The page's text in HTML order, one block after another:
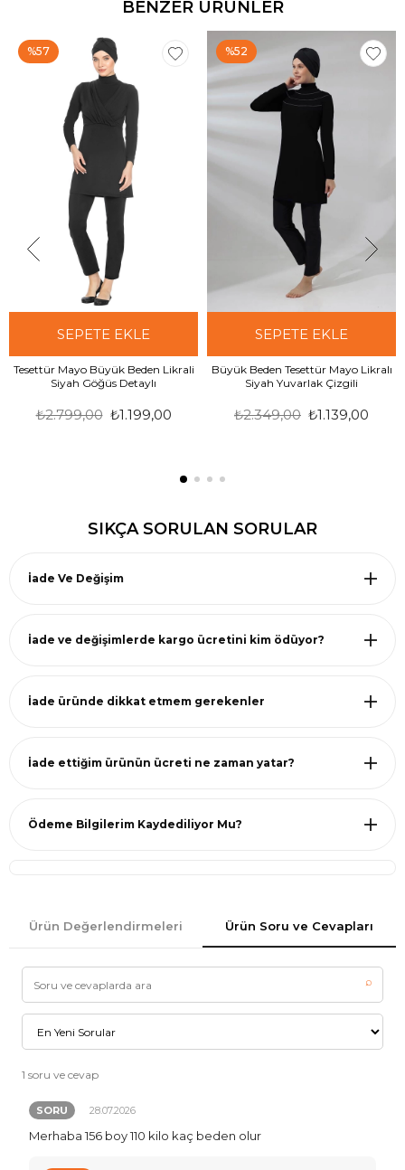
BENZER ÜRÜNLER
SEPETE EKLE
Tesettür Mayo Büyük Beden Likrali
Siyah Göğüs Detaylı
₺1.199,00
₺2.799,00
%57
SEPETE EKLE
Büyük Beden Tesettür Mayo Likralı
Siyah Yuvarlak Çizgili
₺1.139,00
₺2.349,00
%52
SIKÇA SORULAN SORULAR
İade Ve Değişim
İade ve değişimlerde kargo ücretini kim ödüyor?
İade üründe dikkat etmem gerekenler
İade ettiğim ürünün ücreti ne zaman yatar?
Ödeme Bilgilerim Kaydediliyor Mu?
Ürün Değerlendirmeleri Ürün Soru ve Cevapları
⌕
1 soru ve cevap
SORU 28.07.2026
Merhaba 156 boy 110 kilo kaç beden olur